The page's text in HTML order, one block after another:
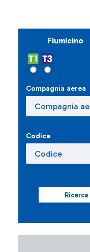
Fiumicino
Compagnia aerea
Codice
Ricerca